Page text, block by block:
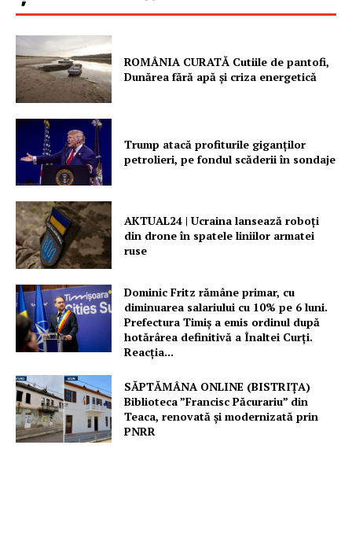
ROMÂNIA CURATĂ Cutiile de pantofi,
Dunărea fără apă și criza energetică
Trump atacă profiturile giganților
petrolieri, pe fondul scăderii în sondaje
AKTUAL24 | Ucraina lansează roboți
din drone în spatele liniilor armatei
ruse
Dominic Fritz rămâne primar, cu
diminuarea salariului cu 10% pe 6 luni.
Prefectura Timiș a emis ordinul după
hotărârea definitivă a Înaltei Curți.
Reacția...
SĂPTĂMÂNA ONLINE (BISTRIȚA)
Biblioteca ”Francisc Păcurariu” din
Teaca, renovată și modernizată prin
PNRR